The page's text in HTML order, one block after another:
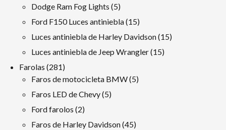
productos
Dodge Ram Fog Lights 55
productos
Ford F150 Luces antiniebla 1515
productos
Luces antiniebla de Harley Davidson 1515
Luces antiniebla de Jeep Wrangler 1515
Farolas 281281
productos
Faros de motocicleta BMW 55
Faros LED de Chevy 55
Ford farolos 22
productos
Faros de Harley Davidson 4545